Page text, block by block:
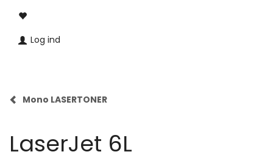
Log ind
Mono LASERTONER
LaserJet 6L